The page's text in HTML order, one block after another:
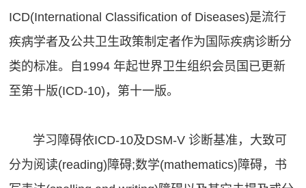
ICD(International Classification of Diseases)是流行
疾病学者及公共卫生政策制定者作为国际疾病诊断分
类的标准。自1994 年起世界卫生组织会员国已更新
至第十版(ICD-10)，第十一版。
学习障碍依ICD-10及DSM-V 诊断基准，大致可
分为阅读(reading)障碍;数学(mathematics)障碍，书